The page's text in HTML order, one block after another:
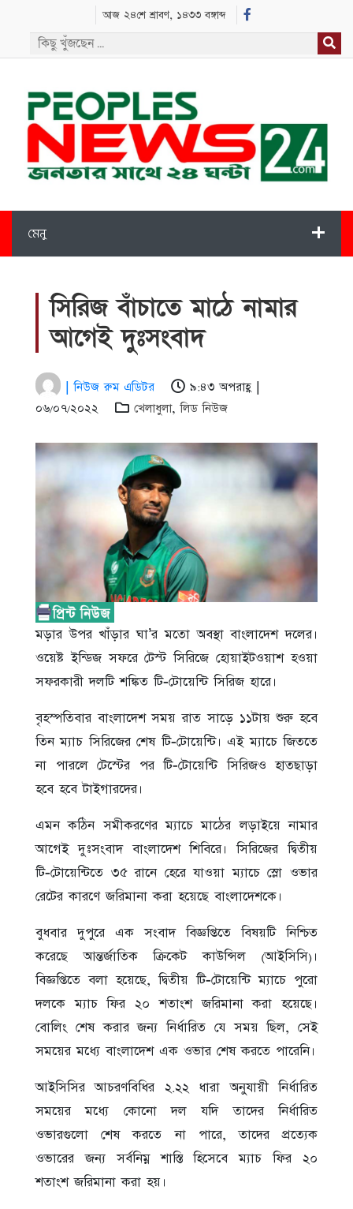
আজ ২৪শে শ্রাবণ, ১৪৩৩ বঙ্গাব্দ
মেনু
সিরিজ বাঁচাতে মাঠে নামার
আগেই দুঃসংবাদ
| নিউজ রুম এডিটর
৯:৪৩ অপরাহ্ণ |
০৬/০৭/২০২২
খেলাধুলা,লিড নিউজ
মড়ার উপর খাঁড়ার ঘা’র মতো অবস্থা বাংলাদেশ দলের।
ওয়েষ্ট ইন্ডিজ সফরে টেস্ট সিরিজে হোয়াইটওয়াশ হওয়া
সফরকারী দলটি শঙ্কিত টি-টোয়েন্টি সিরিজ হারে।
বৃহস্পতিবার বাংলাদেশ সময় রাত সাড়ে ১১টায় শুরু হবে
তিন ম্যাচ সিরিজের শেষ টি-টোয়েন্টি। এই ম্যাচে জিততে
না পারলে টেস্টের পর টি-টোয়েন্টি সিরিজও হাতছাড়া
হবে হবে টাইগারদের।
এমন কঠিন সমীকরণের ম্যাচে মাঠের লড়াইয়ে নামার
আগেই দুঃসংবাদ বাংলাদেশ শিবিরে। সিরিজের দ্বিতীয়
টি-টোয়েন্টিতে ৩৫ রানে হেরে যাওয়া ম্যাচে স্লো ওভার
রেটের কারণে জরিমানা করা হয়েছে বাংলাদেশকে।
বুধবার দুপুরে এক সংবাদ বিজ্ঞপ্তিতে বিষয়টি নিশ্চিত
করেছে আন্তর্জাতিক ক্রিকেট কাউন্সিল (আইসিসি)।
বিজ্ঞপ্তিতে বলা হয়েছে, দ্বিতীয় টি-টোয়েন্টি ম্যাচে পুরো
দলকে ম্যাচ ফির ২০ শতাংশ জরিমানা করা হয়েছে।
বোলিং শেষ করার জন্য নির্ধারিত যে সময় ছিল, সেই
সময়ের মধ্যে বাংলাদেশ এক ওভার শেষ করতে পারেনি।
আইসিসির আচরণবিধির ২.২২ ধারা অনুযায়ী নির্ধারিত
সময়ের মধ্যে কোনো দল যদি তাদের নির্ধারিত
ওভারগুলো শেষ করতে না পারে, তাদের প্রত্যেক
ওভারের জন্য সর্বনিম্ন শাস্তি হিসেবে ম্যাচ ফির ২০
শতাংশ জরিমানা করা হয়।